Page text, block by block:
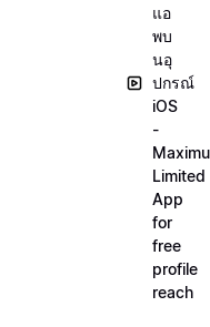
แอ
พบ
นอุ
ปกรณ์
iOS
-
Limited
App
for
free
profile
reach